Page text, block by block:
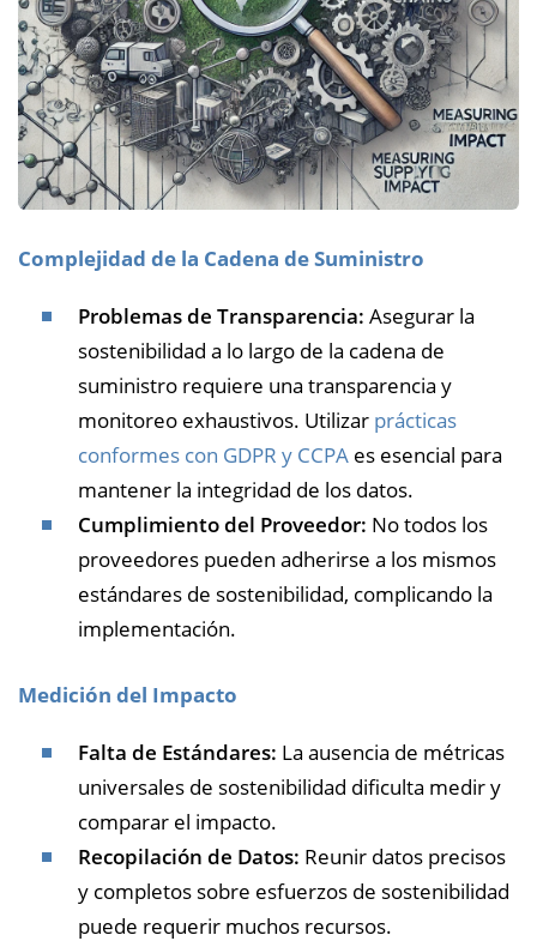
Complejidad de la Cadena de Suministro
Problemas de Transparencia: Asegurar la
sostenibilidad a lo largo de la cadena de
suministro requiere una transparencia y
monitoreo exhaustivos. Utilizar prácticas
conformes con GDPR y CCPA es esencial para
mantener la integridad de los datos.
Cumplimiento del Proveedor: No todos los
proveedores pueden adherirse a los mismos
estándares de sostenibilidad, complicando la
implementación.
Medición del Impacto
Falta de Estándares: La ausencia de métricas
universales de sostenibilidad dificulta medir y
comparar el impacto.
Recopilación de Datos: Reunir datos precisos
y completos sobre esfuerzos de sostenibilidad
puede requerir muchos recursos.